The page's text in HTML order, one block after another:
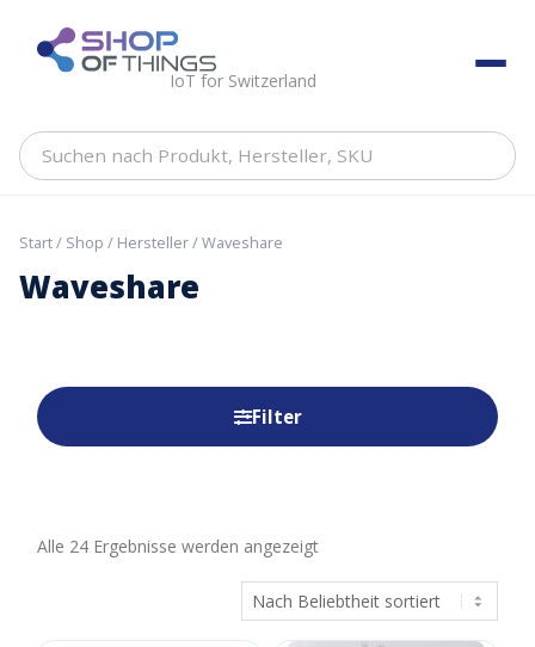
content ShopOfThings
IoT for Switzerland
Suchen
Hersteller,
Start/ Shop / Hersteller/ Waveshare
Waveshare
Filter
Alle 24 Ergebnisse werden angezeigtNach
Beliebtheit
sortiert